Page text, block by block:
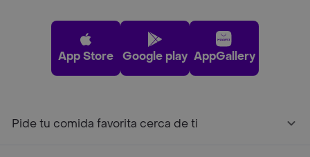
App Store Google play AppGallery
Pide tu comida favorita cerca de ti